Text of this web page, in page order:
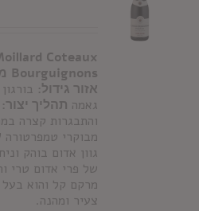
Coteaux
Bourguignons
אזור גידול: בורגון
גאמה תהליך יצור:
והתבגרות קצרה
מבוקרי טמפרטורה
גוון אדום בוהק
של פרי אדום טרי
מרקם קל והוא בעל
צעיר ומהנה.